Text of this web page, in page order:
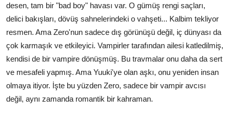
desen, tam bir "bad boy" havası var. O gümüş rengi saçları,
delici bakışları, dövüş sahnelerindeki o vahşeti... Kalbim tekliyor
resmen. Ama Zero'nun sadece dış görünüşü değil, iç dünyası da
çok karmaşık ve etkileyici. Vampirler tarafından ailesi katledilmiş,
kendisi de bir vampire dönüşmüş. Bu travmalar onu daha da sert
ve mesafeli yapmış. Ama Yuuki'ye olan aşkı, onu yeniden insan
olmaya itiyor. İşte bu yüzden Zero, sadece bir vampir avcısı
değil, aynı zamanda romantik bir kahraman.